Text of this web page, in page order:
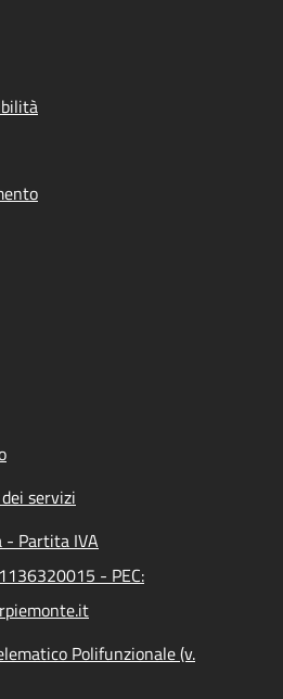
servizi
- Partita IVA
- PEC:
Polifunzionale (v.